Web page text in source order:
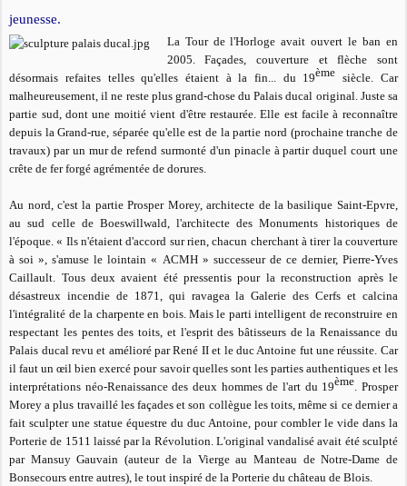
jeunesse.
La Tour de l'Horloge avait ouvert le ban en
2005. Façades, couverture et flèche sont
désormais refaites telles qu'elles étaient à la fin... du 19ème siècle. Car
malheureusement, il ne reste plus grand-chose du Palais ducal original. Juste sa
partie sud, dont une moitié vient d'être restaurée. Elle est facile à reconnaître
depuis la Grand-rue, séparée qu'elle est de la partie nord (prochaine tranche de
travaux) par un mur de refend surmonté d'un pinacle à partir duquel court une
crête de fer forgé agrémentée de dorures.
Au nord, c'est la partie Prosper Morey, architecte de la basilique Saint-Epvre,
au sud celle de Boeswillwald, l'architecte des Monuments historiques de
l'époque. « Ils n'étaient d'accord sur rien, chacun cherchant à tirer la couverture
à soi », s'amuse le lointain « ACMH » successeur de ce dernier, Pierre-Yves
Caillault. Tous deux avaient été pressentis pour la reconstruction après le
désastreux incendie de 1871, qui ravagea la Galerie des Cerfs et calcina
l'intégralité de la charpente en bois. Mais le parti intelligent de reconstruire en
respectant les pentes des toits, et l'esprit des bâtisseurs de la Renaissance du
Palais ducal revu et amélioré par René II et le duc Antoine fut une réussite. Car
il faut un œil bien exercé pour savoir quelles sont les parties authentiques et les
interprétations néo-Renaissance des deux hommes de l'art du 19ème. Prosper
Morey a plus travaillé les façades et son collègue les toits, même si ce dernier a
fait sculpter une statue équestre du duc Antoine, pour combler le vide dans la
Porterie de 1511 laissé par la Révolution. L'original vandalisé avait été sculpté
par Mansuy Gauvain (auteur de la Vierge au Manteau de Notre-Dame de
Bonsecours entre autres), le tout inspiré de la Porterie du château de Blois.